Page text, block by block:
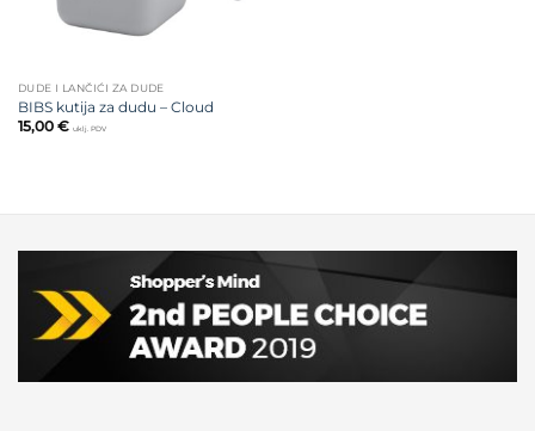
DUDE I LANČIĆI ZA DUDE
BIBS kutija za dudu – Cloud
15,00 € uklj. PDV